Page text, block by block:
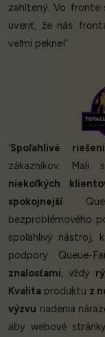
zahltený. Vo fronte
uveriť, že nás
veľmi pekne!’
‘Spoľahlivé
zákazníkov. Mali
niekoľkých
spokojnejší.
bezproblémového
spoľahlivý nástroj,
podpory Queue-
znalosťami, vždy
Kvalita produktu z
výzvu riadenia
aby webové